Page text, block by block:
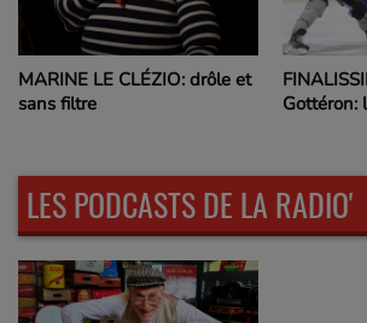
MARINE LE CLÉZIO: drôle et
sans filtre
Gottéron:
LES PODCASTS DE LA RADIO'